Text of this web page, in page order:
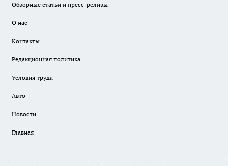
Обзорные статьи и пресс-релизы
О нас
Контакты
Редакционная политика
Условия труда
Авто
Новости
Главная